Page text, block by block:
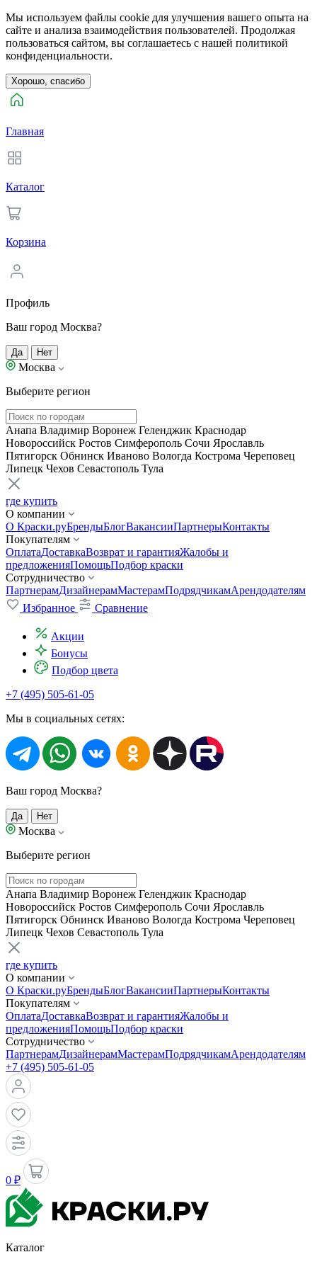
Мы используем файлы cookie для улучшения вашего опыта на
сайте и анализа взаимодействия пользователей. Продолжая
пользоваться сайтом, вы соглашаетесь с нашей политикой
конфиденциальности.
Хорошо, спасибо
Главная
Каталог
Корзина
Профиль
Ваш город Москва?
Да Нет
Москва
Выберите регион
Анапа Владимир Воронеж Геленджик Краснодар
Новороссийск Ростов Симферополь Сочи Ярославль
Пятигорск Обнинск Иваново Вологда Кострома Череповец
Липецк Чехов Севастополь Тула
где купить
О компании
О Краски.руБрендыБлогВакансииПартнерыКонтакты
Покупателям
ОплатаДоставкаВозврат и гарантияЖалобы и
предложенияПомощьПодбор краски
Сотрудничество
ПартнерамДизайнерамМастерамПодрядчикамАрендодателям
Избранное
Сравнение
Акции
Бонусы
Подбор цвета
+7 (495) 505-61-05
Мы в социальных сетях:
Ваш город Москва?
Да Нет
Москва
Выберите регион
Анапа Владимир Воронеж Геленджик Краснодар
Новороссийск Ростов Симферополь Сочи Ярославль
Пятигорск Обнинск Иваново Вологда Кострома Череповец
Липецк Чехов Севастополь Тула
где купить
О компании
О Краски.руБрендыБлогВакансииПартнерыКонтакты
Покупателям
ОплатаДоставкаВозврат и гарантияЖалобы и
предложенияПомощьПодбор краски
Сотрудничество
ПартнерамДизайнерамМастерамПодрядчикамАрендодателям
+7 (495) 505-61-05
0 ₽
Каталог